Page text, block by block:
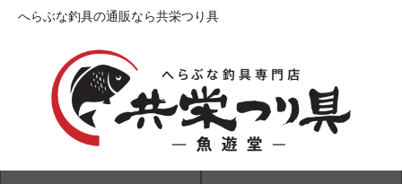
へらぶな釣具の通販なら共栄つり具